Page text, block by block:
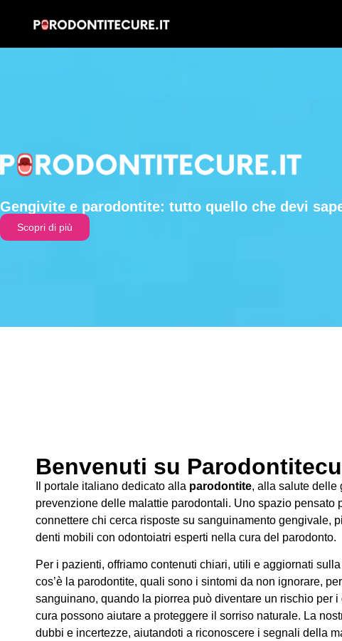
Gengivite e parodontite: tutto quello che devi
Scopri di più
Benvenuti su
Il portale italiano dedicato alla parodontite, alla salute delle
prevenzione delle malattie parodontali. Uno spazio pensato
connettere chi cerca risposte su sanguinamento gengivale,
denti mobili con odontoiatri esperti nella cura del parodonto.
Per i pazienti, offriamo contenuti chiari, utili e aggiornati
cos’è la parodontite, quali sono i sintomi da non ignorare,
sanguinano, quando la piorrea può diventare un rischio per
cura possono aiutare a proteggere il sorriso naturale. La
dubbi e incertezze, aiutandoti a riconoscere i segnali della